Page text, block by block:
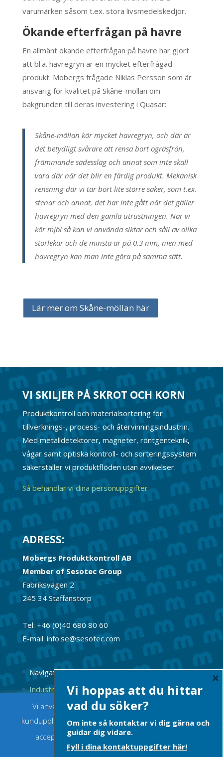
varumärken såsom t.ex. stora livsmedelskedjor.
Ökande efterfrågan på havre
En allmänt ökande efterfrågan på havre har gjort
att bl.a. havregryn är en mycket efterfrågad
produkt. Mobergs frågade Niklas Persson som är
ansvarig för kvalitet på Skåne-möllan om
bakgrunden till deras investering i Quasar:
Skåne-möllan kör mycket havregryn, och där är
det betydligt svårare att rensa bort ogräsfrön,
främmande sädesslag och annat som inte skall
vara där när det blir en färdig produkt. Mekanisk
rensning där vi tar bort lite större saker, som t.ex.
stenar och annat, det har inte gått när det gäller
havregryn med den gamla utrustningen. När vi
kör mjöl så kan vi använda siktar och såll av olika
storlekar och de minsta är på 0.3 mm, men med
havregryn kan man inte göra på samma sätt.
Lär mer om Skåne-möllan här
VI SKILJER PÅ SKROT OCH KORN
Produktkontroll och materialsortering för
tillverknings-, process- och återvinningsindustrin.
Med metalldetektorer, magneter, röntgenteknik,
vågar samt optiska kontroll- och sorteringssystem
säkerställer vi produktflöden utan avvikelser.
Så behandlar vi dina personuppgifter
ADRESS:
Mobergs Produktkontroll AB
Member of Sesotec Group
Fabriksvägen 2
245 34 Staffanstorp
Tel: +46 (0)40 680 80 60
E-mail: info.se@sesotec.com
Navigation
Industrimagneter
Permanentmagneter
Vi använder cookies för att ge dig bästa möjliga
kundupplevelse. Om du fortsätter innebär det att du
accepterar att cookies används.
Integritetspolicy
Vi hoppas att du hittar
vad du söker?
Om inte så kontaktar vi dig gärna och
guidar dig vidare.
Fyll i dina kontaktuppgifter här!
×